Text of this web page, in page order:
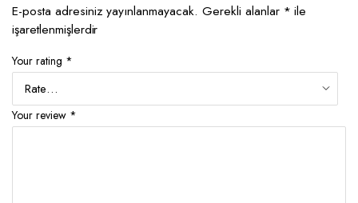
E-posta adresiniz yayınlanmayacak. Gerekli alanlar * ile
işaretlenmişlerdir
Your rating *
Your review *